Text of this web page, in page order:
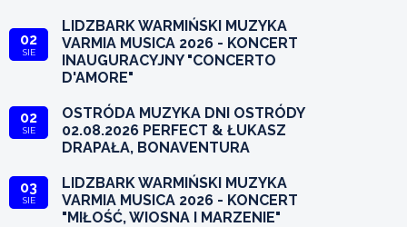
02
SIE
LIDZBARK WARMIŃSKI MUZYKA
VARMIA MUSICA 2026 - KONCERT
INAUGURACYJNY "CONCERTO
D'AMORE"
02
SIE
OSTRÓDA MUZYKA DNI OSTRÓDY
02.08.2026 PERFECT & ŁUKASZ
DRAPAŁA, BONAVENTURA
03
SIE
LIDZBARK WARMIŃSKI MUZYKA
VARMIA MUSICA 2026 - KONCERT
"MIŁOŚĆ, WIOSNA I MARZENIE"